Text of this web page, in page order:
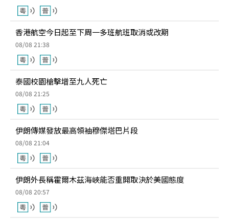
香港航空今日起至下周一多班航班取消或改期
08/08 21:38
泰國校園槍擊增至九人死亡
08/08 21:25
伊朗傳媒發放最高領袖穆傑塔巴片段
08/08 21:04
伊朗外長稱霍爾木茲海峽能否重開取決於美國態度
08/08 20:57